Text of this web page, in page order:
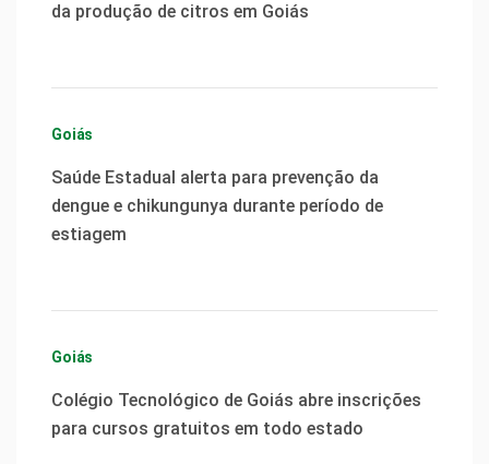
da produção de citros em Goiás
Goiás
Saúde Estadual alerta para prevenção da
dengue e chikungunya durante período de
estiagem
Goiás
Colégio Tecnológico de Goiás abre inscrições
para cursos gratuitos em todo estado